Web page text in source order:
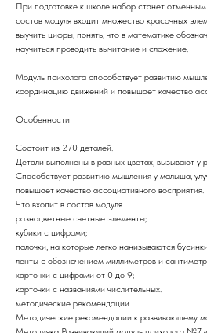
При подготовке к школе набор станет
состав модуля входит множество красочных
выучить цифры, понять, что в математике
научиться проводить вычитание и сложение.
Модуль психолога способствует развитию
координацию движений и повышает качество
Особенности
Состоит из 270 деталей.
Детали выполнены в разных цветах, вызывают у
Способствует развитию мышления у малыша,
повышает качество ассоциативного восприятия.
Что входит в состав модуля
разноцветные счетные элементы;
кубики с цифрами;
палочки, на которые легко нанизываются
ленты с обозначением миллиметров и
карточки с цифрами от 0 до 9;
карточки с названиями числительных.
методические рекомендации
Методические рекомендации к развивающему